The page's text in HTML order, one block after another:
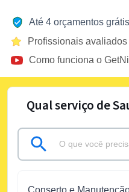
Até 4 orçamentos
Profissionais avaliados
Como funciona o
Qual serviço de
Conserto e